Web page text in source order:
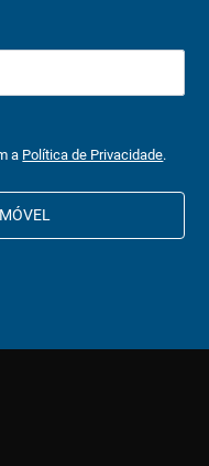
a Política de Privacidade.